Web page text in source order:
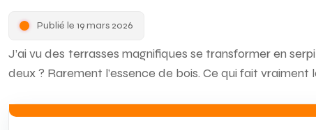
Publié le 19 mars 2026
J’ai vu des terrasses magnifiques se transformer en
deux ? Rarement l’essence de bois. Ce qui fait